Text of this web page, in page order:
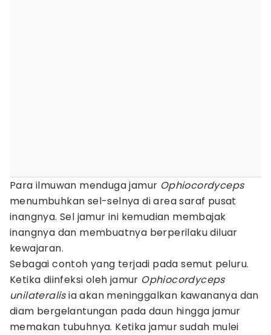
Para ilmuwan menduga jamur Ophiocordyceps
menumbuhkan sel-selnya di area saraf pusat
inangnya. Sel jamur ini kemudian membajak
inangnya dan membuatnya berperilaku diluar
kewajaran.
Sebagai contoh yang terjadi pada semut peluru.
Ketika diinfeksi oleh jamur Ophiocordyceps
unilateralisia akan meninggalkan kawananya dan
diam bergelantungan pada daun hingga jamur
memakan tubuhnya. Ketika jamur sudah mulei